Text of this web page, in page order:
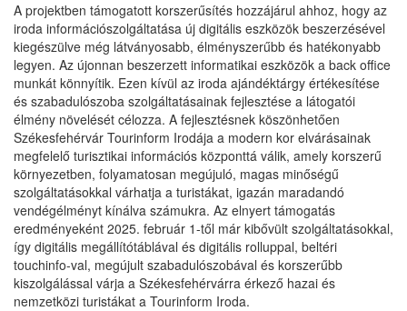
A projektben támogatott korszerűsítés hozzájárul ahhoz, hogy az
iroda információszolgáltatása új digitális eszközök beszerzésével
kiegészülve még látványosabb, élményszerűbb és hatékonyabb
legyen. Az újonnan beszerzett informatikai eszközök a back office
munkát könnyítik. Ezen kívül az iroda ajándéktárgy értékesítése
és szabadulószoba szolgáltatásainak fejlesztése a látogatói
élmény növelését célozza. A fejlesztésnek köszönhetően
Székesfehérvár Tourinform Irodája a modern kor elvárásainak
megfelelő turisztikai információs központtá válik, amely korszerű
környezetben, folyamatosan megújuló, magas minőségű
szolgáltatásokkal várhatja a turistákat, igazán maradandó
vendégélményt kínálva számukra. Az elnyert támogatás
eredményeként 2025. február 1-től már kibővült szolgáltatásokkal,
így digitális megállítótáblával és digitális rolluppal, beltéri
touchinfo-val, megújult szabadulószobával és korszerűbb
kiszolgálással várja a Székesfehérvárra érkező hazai és
nemzetközi turistákat a Tourinform Iroda.